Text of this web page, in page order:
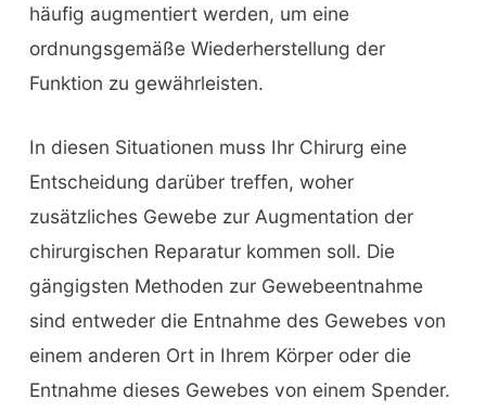
häufig augmentiert werden, um eine
ordnungsgemäße Wiederherstellung der
Funktion zu gewährleisten.
In diesen Situationen muss Ihr Chirurg eine
Entscheidung darüber treffen, woher
zusätzliches Gewebe zur Augmentation der
chirurgischen Reparatur kommen soll. Die
gängigsten Methoden zur Gewebeentnahme
sind entweder die Entnahme des Gewebes von
einem anderen Ort in Ihrem Körper oder die
Entnahme dieses Gewebes von einem Spender.